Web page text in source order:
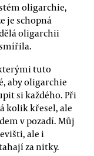
oligarchie,
je schopná
oligarchii
tuto
aby oligarchie
si každého. Při
kolik křesel, ale
v pozadí. Můj
ale i
za nitky.